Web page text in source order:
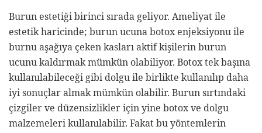
Burun estetiği birinci sırada geliyor. Ameliyat ile
estetik haricinde; burun ucuna botox enjeksiyonu ile
burnu aşağıya çeken kasları aktif kişilerin burun
ucunu kaldırmak mümkün olabiliyor. Botox tek başına
kullanılabileceği gibi dolgu ile birlikte kullanılıp daha
iyi sonuçlar almak mümkün olabilir. Burun sırtındaki
çizgiler ve düzensizlikler için yine botox ve dolgu
malzemeleri kullanılabilir. Fakat bu yöntemlerin